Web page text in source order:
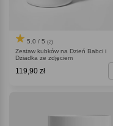
5.0 / 5 (2)
Zestaw kubków na Dzień Babci i
Dziadka ze zdjęciem
119,90 zł